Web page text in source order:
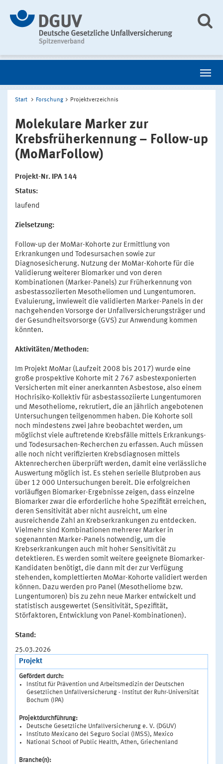
Start Forschung Projektverzeichnis
Molekulare Marker zur
Krebsfrüherkennung – Follow-up
(MoMarFollow)
Projekt-Nr. IPA 144
Status:
laufend
Zielsetzung:
Follow-up der MoMar-Kohorte zur Ermittlung von
Erkrankungen und Todesursachen sowie zur
Diagnosesicherung. Nutzung der MoMar-Kohorte für die
Validierung weiterer Biomarker und von deren
Kombinationen (Marker-Panels) zur Früherkennung von
asbestassoziierten Mesotheliomen und Lungentumoren.
Evaluierung, inwieweit die validierten Marker-Panels in der
nachgehenden Vorsorge der Unfallversicherungsträger und
der Gesundheitsvorsorge (GVS) zur Anwendung kommen
könnten.
Aktivitäten/Methoden:
Im Projekt MoMar (Laufzeit 2008 bis 2017) wurde eine
große prospektive Kohorte mit 2 767 asbestexponierten
Versicherten mit einer anerkannten Asbestose, also einem
Hochrisiko-Kollektiv für asbestassoziierte Lungentumoren
und Mesotheliome, rekrutiert, die an jährlich angebotenen
Untersuchungen teilgenommen haben. Die Kohorte soll
noch mindestens zwei Jahre beobachtet werden, um
möglichst viele auftretende Krebsfälle mittels Erkrankungs-
und Todesursachen-Recherchen zu erfassen. Auch müssen
alle noch nicht verifizierten Krebsdiagnosen mittels
Aktenrecherchen überprüft werden, damit eine verlässliche
Auswertung möglich ist. Es stehen serielle Blutproben aus
über 12 000 Untersuchungen bereit. Die erfolgreichen
vorläufigen Biomarker-Ergebnisse zeigen, dass einzelne
Biomarker zwar die erforderliche hohe Spezifität erreichen,
deren Sensitivität aber nicht ausreicht, um eine
ausreichende Zahl an Krebserkrankungen zu entdecken.
Vielmehr sind Kombinationen mehrerer Marker in
sogenannten Marker-Panels notwendig, um die
Krebserkrankungen auch mit hoher Sensitivität zu
detektieren. Es werden somit weitere geeignete Biomarker-
Kandidaten benötigt, die dann mit der zur Verfügung
stehenden, komplettierten MoMar-Kohorte validiert werden
können. Dazu werden pro Panel (Mesotheliome bzw.
Lungentumoren) bis zu zehn neue Marker entwickelt und
statistisch ausgewertet (Sensitivität, Spezifität,
Störfaktoren, Entwicklung von Panel-Kombinationen).
Stand:
25.03.2026
Projekt
Gefördert durch:
Institut für Prävention und Arbeitsmedizin der Deutschen
Gesetzlichen Unfallversicherung - Institut der Ruhr-Universität
Bochum (IPA)
Projektdurchführung:
Deutsche Gesetzliche Unfallversicherung e. V. (DGUV)
Instituto Mexicano del Seguro Social (IMSS), Mexico
National School of Public Health, Athen, Griechenland
Branche(n):